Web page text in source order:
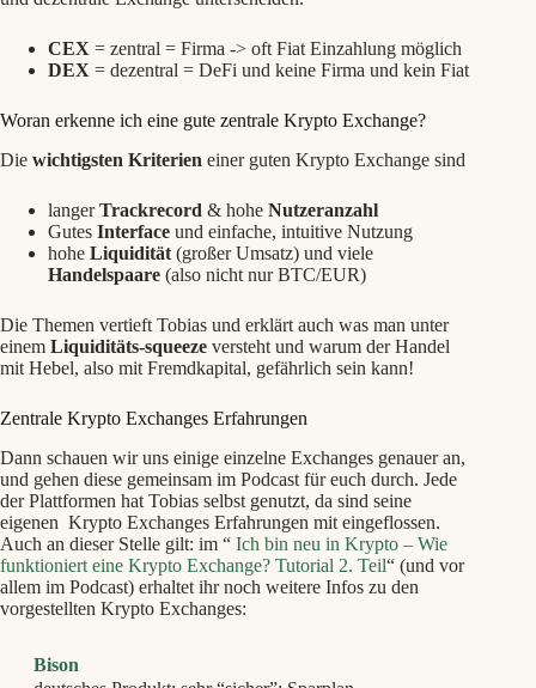
CEX = zentral = Firma -> oft Fiat Einzahlung möglich
DEX = dezentral = DeFi und keine Firma und kein Fiat
Woran erkenne ich eine gute zentrale Krypto Exchange?
Die wichtigsten Kriterien einer guten Krypto Exchange sind
langerTrackrecord & hohe Nutzeranzahl
Gutes Interface und einfache, intuitive Nutzung
hohe Liquidität (großer Umsatz) und viele
Handelspaare (also nicht nur BTC/EUR)
Die Themen vertieft Tobias und erklärt auch was man unter
einem Liquiditäts-squeeze versteht und warum der Handel
mit Hebel, also mit Fremdkapital, gefährlich sein kann!
Zentrale Krypto Exchanges Erfahrungen
Dann schauen wir uns einige einzelne Exchanges genauer an,
und gehen diese gemeinsam im Podcast für euch durch. Jede
der Plattformen hat Tobias selbst genutzt, da sind seine
eigenen Krypto Exchanges Erfahrungen mit eingeflossen.
Auch an dieser Stelle gilt: im “ Ich bin neu in Krypto – Wie
funktioniert eine Krypto Exchange? Tutorial 2. Teil“ (und vor
allem im Podcast) erhaltet ihr noch weitere Infos zu den
vorgestellten Krypto Exchanges:
Bison